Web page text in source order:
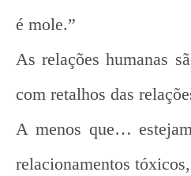
é mole.”
As relações humanas
com retalhos das
A menos que…
relacionamentos